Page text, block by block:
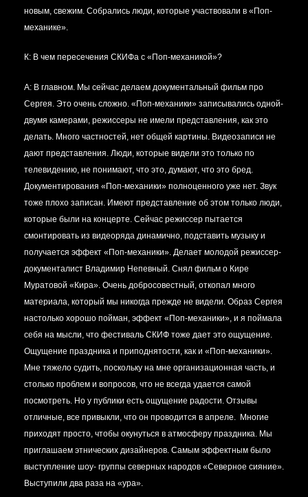
новым, свежим. Собрались люди, которые участвовали в «Поп-
механике».
К: В чем пересечения СКИФа с «Поп-механикой»?
А:В главном. Мы сейчас делаем документальный фильм про
Сергея. Это очень сложно. «Поп-механики» записывались одной-
двумя камерами, режиссеры не имели представления, как это
делать. Много частностей, нет общей картины. Видеозаписи не
дают представления. Люди, которые видели это только по
телевидению, не понимают, что это, думают, что это бред.
Документирования «Поп-механики» полноценного уже нет. Звук
тоже плохо записан. Имеют представление об этом только люди,
которые были на концерте. Сейчас режиссер пытается
смонтировать из видеоряда динамично, подставить музыку и
получается эффект «Поп-механики». Делает молодой режиссер-
документалист Владимир Непевный. Снял фильм о Кире
Муратовой «Кира». Очень добросовестный, откопал много
материала, который мы никогда прежде не видели. Образ Сергея
настолько хорошо пойман, эффект «Поп-механики», и я поймала
себя на мысли, что фестиваль СКИФ тоже дает это ощущение.
Ощущение праздника и приподнятости, как и «Поп-механики».
Мне тяжело судить, поскольку на мне организационная часть, и
столько проблем и вопросов, что не всегда удается самой
посмотреть. Но у публики есть ощущение радости. Отзывы
отличные, все привыкли, что он проводится в апреле. Многие
приходят просто, чтобы окунуться в атмосферу праздника. Мы
приглашаем этнических дизайнеров. Самым эффектным было
выступление шоу- группы северных народов «Северное сияние».
Выступили два раза на «ура».